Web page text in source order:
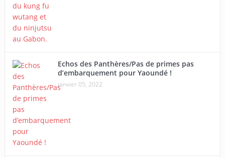
Echos des Panthères/Pas de primes pas
d’embarquement pour Yaoundé !
janvier 05, 2022